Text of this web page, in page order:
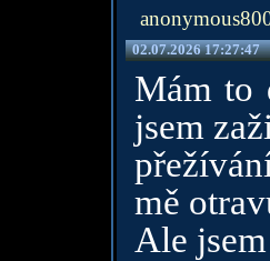
02.07.2026 17:27:47
Mám to
jsem
mě
Ale